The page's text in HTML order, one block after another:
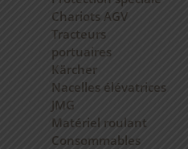
Chariots AGV
Tracteurs
portuaires
Kärcher
Nacelles élévatrices
JMG
Matériel roulant
Consommables